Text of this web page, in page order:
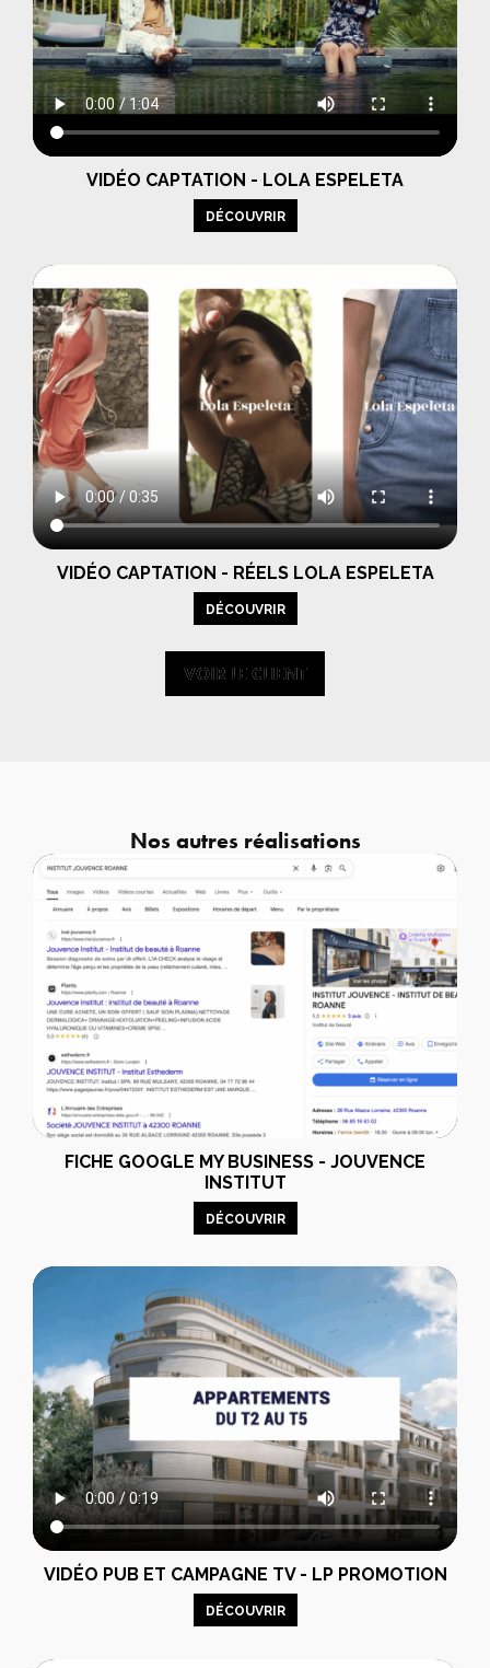
VIDÉO CAPTATION - LOLA ESPELETA
DÉCOUVRIR
VIDÉO CAPTATION - RÉELS LOLA ESPELETA
DÉCOUVRIR
VOIR LE CLIENT
VOIR LE CLIENT
Nos autres réalisations
FICHE GOOGLE MY BUSINESS - JOUVENCE
INSTITUT
DÉCOUVRIR
VIDÉO PUB ET CAMPAGNE TV - LP PROMOTION
DÉCOUVRIR